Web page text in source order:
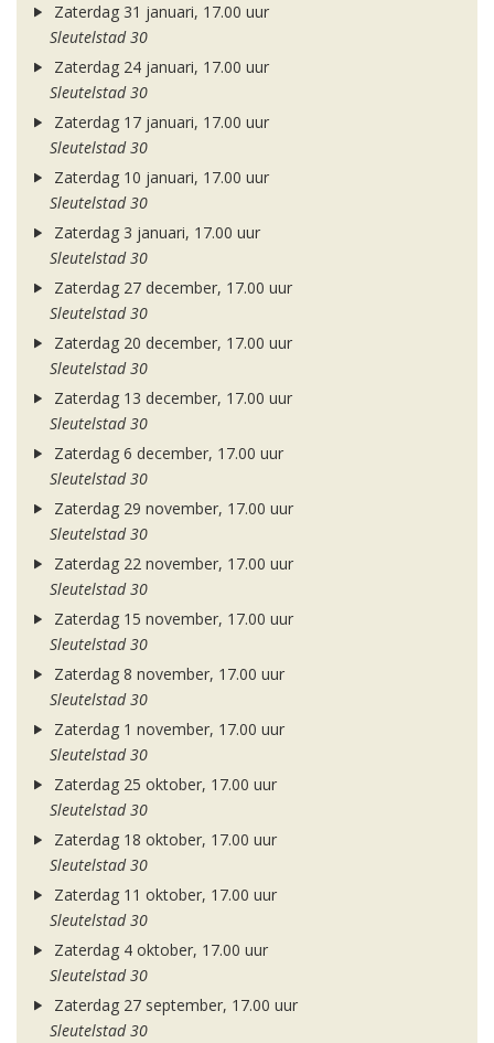
Zaterdag 31 januari, 17.00 uur
Sleutelstad 30
Zaterdag 24 januari, 17.00 uur
Sleutelstad 30
Zaterdag 17 januari, 17.00 uur
Sleutelstad 30
Zaterdag 10 januari, 17.00 uur
Sleutelstad 30
Zaterdag 3 januari, 17.00 uur
Sleutelstad 30
Zaterdag 27 december, 17.00 uur
Sleutelstad 30
Zaterdag 20 december, 17.00 uur
Sleutelstad 30
Zaterdag 13 december, 17.00 uur
Sleutelstad 30
Zaterdag 6 december, 17.00 uur
Sleutelstad 30
Zaterdag 29 november, 17.00 uur
Sleutelstad 30
Zaterdag 22 november, 17.00 uur
Sleutelstad 30
Zaterdag 15 november, 17.00 uur
Sleutelstad 30
Zaterdag 8 november, 17.00 uur
Sleutelstad 30
Zaterdag 1 november, 17.00 uur
Sleutelstad 30
Zaterdag 25 oktober, 17.00 uur
Sleutelstad 30
Zaterdag 18 oktober, 17.00 uur
Sleutelstad 30
Zaterdag 11 oktober, 17.00 uur
Sleutelstad 30
Zaterdag 4 oktober, 17.00 uur
Sleutelstad 30
Zaterdag 27 september, 17.00 uur
Sleutelstad 30